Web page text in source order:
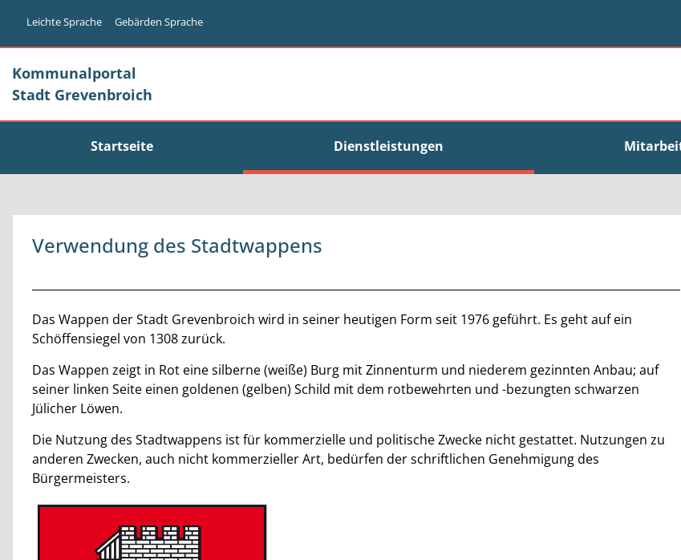
Zum Hauptinhalt springen
Leichte Sprache Gebärden Sprache
Kommunalportal
Stadt Grevenbroich
Startseite Dienstleistungen
Verwendung des Stadtwappens
Beschreibung
Das Wappen der Stadt Grevenbroich wird in seiner heutigen Form seit 1976 geführt. Es geht auf ein
Schöffensiegel von 1308 zurück.
Das Wappen zeigt in Rot eine silberne (weiße) Burg mit Zinnenturm und niederem gezinnten Anbau; auf
seiner linken Seite einen goldenen (gelben) Schild mit dem rotbewehrten und -bezungten schwarzen
Jülicher Löwen.
Die Nutzung des Stadtwappens ist für kommerzielle und politische Zwecke nicht gestattet. Nutzungen zu
anderen Zwecken, auch nicht kommerzieller Art, bedürfen der schriftlichen Genehmigung des
Bürgermeisters.